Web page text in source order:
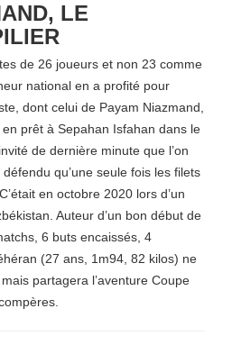
LE
de 26 joueurs et non 23 comme
national en a profité pour
dont celui de Payam Niazmand,
prêt à Sepahan Isfahan dans le
de dernière minute que l’on
défendu qu’une seule fois les filets
en octobre 2020 lors d’un
Auteur d’un bon début de
6 buts encaissés, 4
(27 ans, 1m94, 82 kilos) ne
partagera l’aventure Coupe